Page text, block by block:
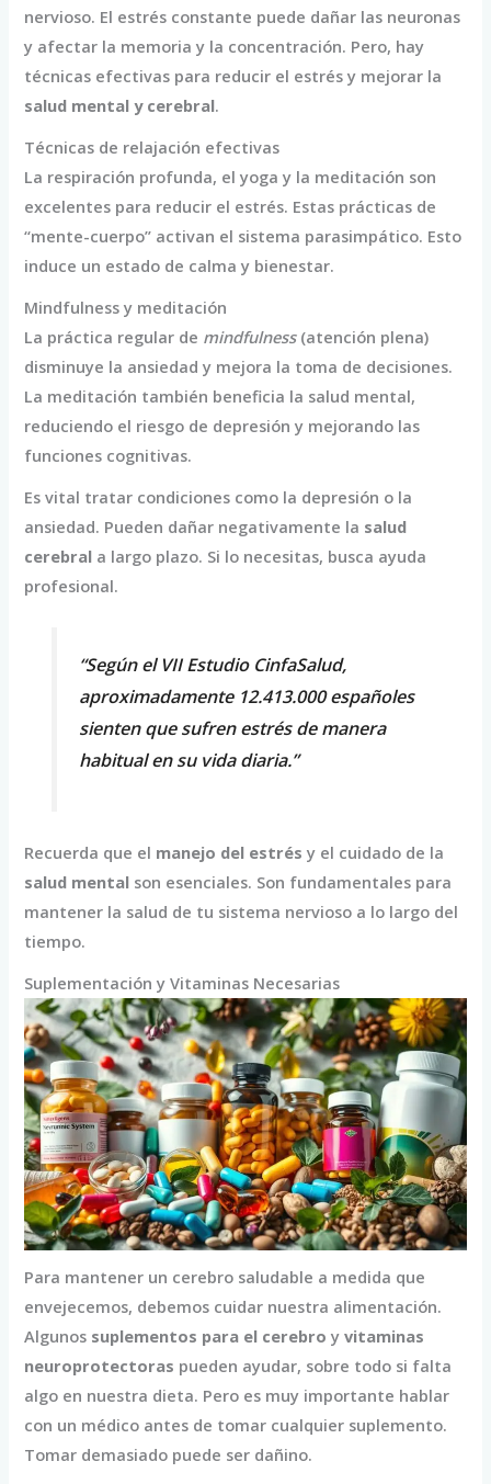
nervioso. El estrés constante puede dañar las neuronas
y afectar la memoria y la concentración. Pero, hay
técnicas efectivas para reducir el estrés y mejorar la
salud mental y cerebral.
Técnicas de relajación efectivas
La respiración profunda, el yoga y la meditación son
excelentes para reducir el estrés. Estas prácticas de
“mente-cuerpo” activan el sistema parasimpático. Esto
induce un estado de calma y bienestar.
Mindfulness y meditación
La práctica regular de mindfulness(atención plena)
disminuye la ansiedad y mejora la toma de decisiones.
La meditación también beneficia la salud mental,
reduciendo el riesgo de depresión y mejorando las
funciones cognitivas.
Es vital tratar condiciones como la depresión o la
ansiedad. Pueden dañar negativamente la salud
cerebral a largo plazo. Si lo necesitas, busca ayuda
profesional.
“Según el VII Estudio CinfaSalud,
aproximadamente 12.413.000 españoles
sienten que sufren estrés de manera
habitual en su vida diaria.”
Recuerda que el manejo del estrés y el cuidado de la
salud mental son esenciales. Son fundamentales para
mantener la salud de tu sistema nervioso a lo largo del
tiempo.
Suplementación y Vitaminas Necesarias
Para mantener un cerebro saludable a medida que
envejecemos, debemos cuidar nuestra alimentación.
Algunos suplementos para el cerebro yvitaminas
neuroprotectoras pueden ayudar, sobre todo si falta
algo en nuestra dieta. Pero es muy importante hablar
con un médico antes de tomar cualquier suplemento.
Tomar demasiado puede ser dañino.